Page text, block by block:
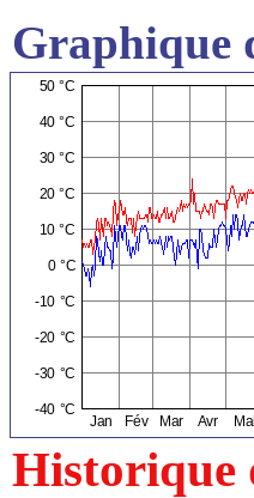
Graphique
Historique